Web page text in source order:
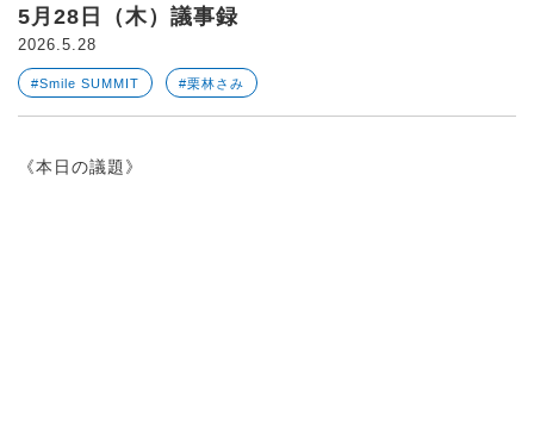
5月28日（木）議事録
2026.5.28
#Smile SUMMIT #栗林さみ
《本日の議題》